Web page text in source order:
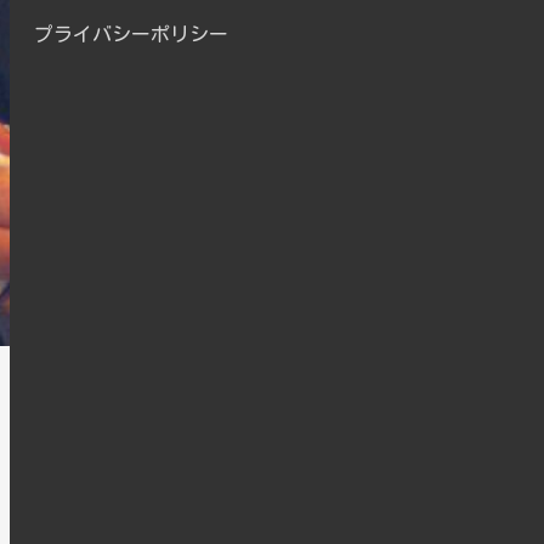
プライバシーポリシー